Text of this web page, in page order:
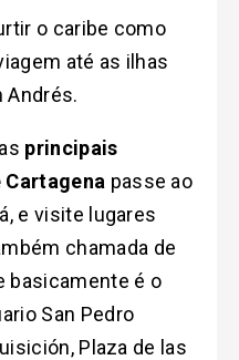
o caribe como
até as ilhas
Andrés.
principais
passe ao
e visite lugares
chamada de
basicamente é o
San Pedro
Plaza de las